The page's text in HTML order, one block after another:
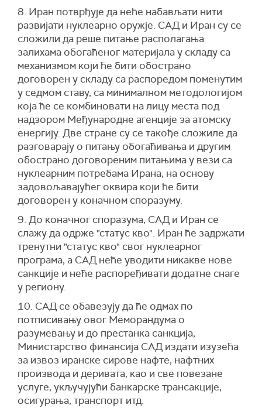
8. Иран потврђује да неће набављати нити
развијати нуклеарно оружје. САД и Иран су се
сложили да реше питање располагања
залихама обогаћеног материјала у складу са
механизмом који ће бити обострано
договорен у складу са распоредом поменутим
у седмом ставу, са минималном методологијом
која ће се комбиновати на лицу места под
надзором Међународне агенције за атомску
енергију. Две стране су се такође сложиле да
разговарају о питању обогаћивања и другим
обострано договореним питањима у вези са
нуклеарним потребама Ирана, на основу
задовољавајућег оквира који ће бити
договорен у коначном споразуму.
9. До коначног споразума, САД и Иран се
слажу да одрже "статус кво". Иран ће задржати
тренутни "статус кво" свог нуклеарног
програма, а САД неће уводити никакве нове
санкције и неће распоређивати додатне снаге
у региону.
10. САД се обавезују да ће одмах по
потписивању овог Меморандума о
разумевању и до престанка санкција,
Министарство финансија САД издати изузећа
за извоз иранске сирове нафте, нафтних
производа и деривата, као и све повезане
услуге, укључујући банкарске трансакције,
осигурања, транспорт итд.